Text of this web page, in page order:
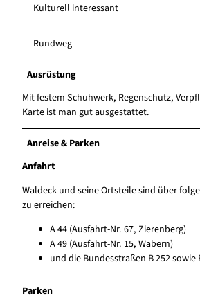
Kulturell interessant
Rundweg
Ausrüstung
Mit festem Schuhwerk, Regenschutz,
Karte ist man gut ausgestattet.
Anreise & Parken
Anfahrt
Waldeck und seine Ortsteile sind über
zu erreichen:
A 44 (Ausfahrt-Nr. 67, Zierenberg)
A 49 (Ausfahrt-Nr. 15, Wabern)
und die Bundesstraßen B 252 sowie
Parken